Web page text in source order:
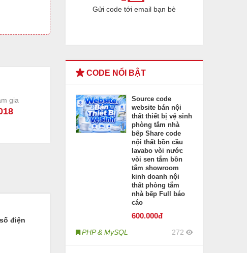
gia
điện
Gửi code tới email bạn bè
CODE NỔI BẬT
Source code
website bán nội
thất thiết bị vệ sinh
phòng tắm nhà
bếp Share code
nội thất bồn cầu
lavabo vòi nước
vòi sen tắm bồn
tắm showroom
kinh doanh nội
thất phòng tắm
nhà bếp Full báo
cáo
600.000đ
PHP & MySQL 272